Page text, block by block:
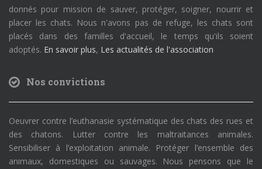
donnés pour mission de sauver, protéger, soigner, nourrir et
placer les chats. Nous n'avons pas de refuge, les chats sont
placés dans des familles d'accueil, le temps qu'ils soient
adoptés. En savoir plus, Les actualités de l'association
Nos convictions
Oeuvrer contre l’euthanasie systématique des chats des rues et
des chatons. Lutter contre les maltraitances animales.
Sensibiliser à l’exploitation animale. Protéger l’ensemble des
animaux, domestiques ou sauvages. Nous pensons que le